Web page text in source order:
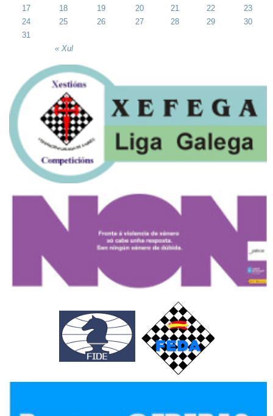
« Xul
17
18 19 20 21 22
23
24
25 26 27 28 29
30
31